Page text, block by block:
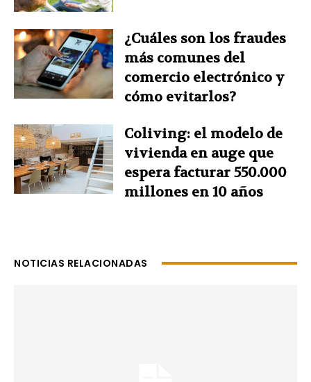
¿Cuáles son los fraudes
más comunes del
comercio electrónico y
cómo evitarlos?
Coliving: el modelo de
vivienda en auge que
espera facturar 550.000
millones en 10 años
NOTICIAS RELACIONADAS